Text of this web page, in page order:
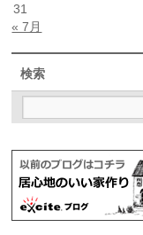
31
« 7月
検索